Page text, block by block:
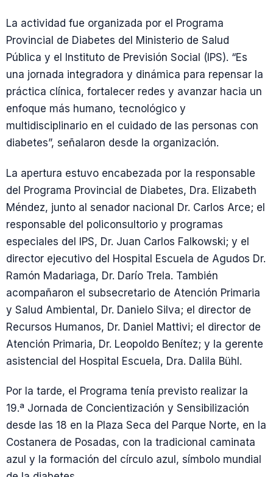
La actividad fue organizada por el Programa
Provincial de Diabetes del Ministerio de Salud
Pública y el Instituto de Previsión Social (IPS). “Es
una jornada integradora y dinámica para repensar la
práctica clínica, fortalecer redes y avanzar hacia un
enfoque más humano, tecnológico y
multidisciplinario en el cuidado de las personas con
diabetes”, señalaron desde la organización.
La apertura estuvo encabezada por la responsable
del Programa Provincial de Diabetes, Dra. Elizabeth
Méndez, junto al senador nacional Dr. Carlos Arce; el
responsable del policonsultorio y programas
especiales del IPS, Dr. Juan Carlos Falkowski; y el
director ejecutivo del Hospital Escuela de Agudos Dr.
Ramón Madariaga, Dr. Darío Trela. También
acompañaron el subsecretario de Atención Primaria
y Salud Ambiental, Dr. Danielo Silva; el director de
Recursos Humanos, Dr. Daniel Mattivi; el director de
Atención Primaria, Dr. Leopoldo Benítez; y la gerente
asistencial del Hospital Escuela, Dra. Dalila Bühl.
Por la tarde, el Programa tenía previsto realizar la
19.ª Jornada de Concientización y Sensibilización
desde las 18 en la Plaza Seca del Parque Norte, en la
Costanera de Posadas, con la tradicional caminata
azul y la formación del círculo azul, símbolo mundial